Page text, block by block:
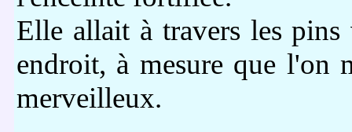
Elle allait à travers les
endroit, à mesure que l'on
merveilleux.